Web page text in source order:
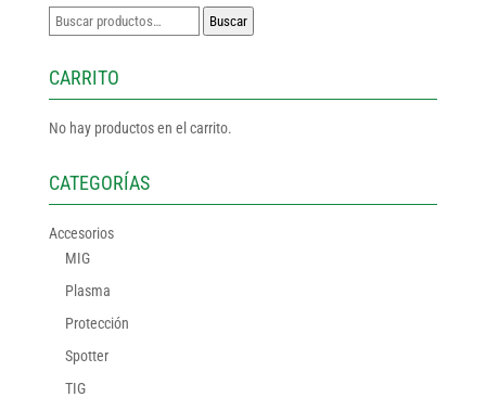
Buscar
por:
Buscar
CARRITO
No hay productos en el carrito.
CATEGORÍAS
Accesorios
MIG
Plasma
Protección
Spotter
TIG